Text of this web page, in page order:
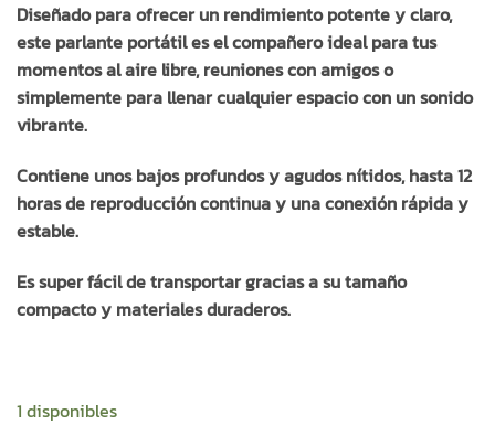
Diseñado para ofrecer un rendimiento potente y claro,
este parlante portátil es el compañero ideal para tus
momentos al aire libre, reuniones con amigos o
simplemente para llenar cualquier espacio con un sonido
vibrante.
Contiene unos bajos profundos y agudos nítidos, hasta 12
horas de reproducción continua y una conexión rápida y
estable.
Es super fácil de transportar gracias a su tamaño
compacto y materiales duraderos.
1 disponibles